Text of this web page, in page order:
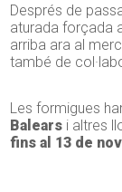
Després de
aturada forçada
arriba ara al
també de
Les formigues
Balears i altres
fins al 13 de